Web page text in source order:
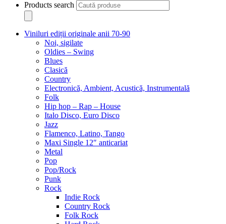
Products search
Viniluri ediții originale anii 70-90
Noi, sigilate
Oldies – Swing
Blues
Clasică
Country
Electronică, Ambient, Acustică, Instrumentală
Folk
Hip hop – Rap – House
Italo Disco, Euro Disco
Jazz
Flamenco, Latino, Tango
Maxi Single 12″ anticariat
Metal
Pop
Pop/Rock
Punk
Rock
Indie Rock
Country Rock
Folk Rock